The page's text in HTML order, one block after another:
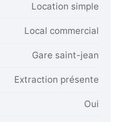
Location simple
Local commercial
Gare saint-jean
Extraction présente
Oui